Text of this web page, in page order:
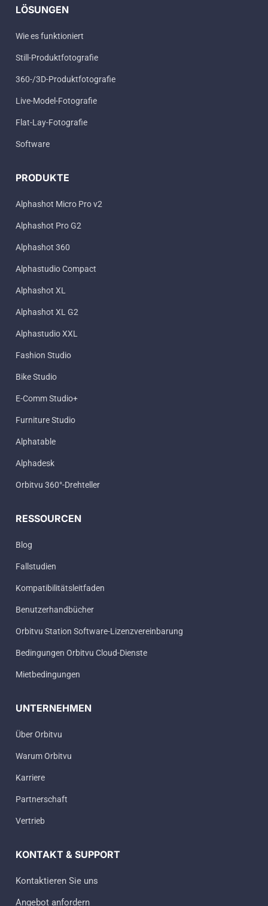
LÖSUNGEN
Wie es funktioniert
Still-Produktfotografie
360-/3D-Produktfotografie
Live-Model-Fotografie
Flat-Lay-Fotografie
Software
PRODUKTE
Alphashot Micro Pro v2
Alphashot Pro G2
Alphashot 360
Alphastudio Compact
Alphashot XL
Alphashot XL G2
Alphastudio XXL
Fashion Studio
Bike Studio
E-Comm Studio+
Furniture Studio
Alphatable
Alphadesk
Orbitvu 360°-Drehteller
RESSOURCEN
Blog
Fallstudien
Kompatibilitätsleitfaden
Benutzerhandbücher
Orbitvu Station Software-Lizenzvereinbarung
Bedingungen Orbitvu Cloud-Dienste
Mietbedingungen
UNTERNEHMEN
Über Orbitvu
Warum Orbitvu
Karriere
Partnerschaft
Vertrieb
KONTAKT & SUPPORT
Kontaktieren Sie uns
Angebot anfordern